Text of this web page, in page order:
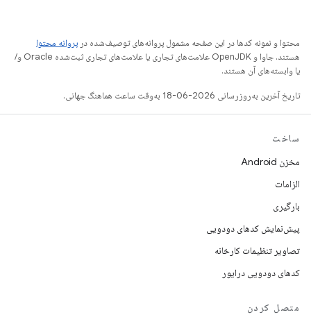
محتوا و نمونه کدها در این صفحه مشمول پروانه‌های توصیف‌شده در پروانه محتوا
هستند. جاوا و OpenJDK علامت‌های تجاری یا علامت‌های تجاری ثبت‌شده Oracle و/
یا وابسته‌های آن هستند.
تاریخ آخرین به‌روزرسانی 2026-06-18 به‌وقت ساعت هماهنگ جهانی.
ساخت
مخزن Android
الزامات
بارگیری
پیش‌نمایش کدهای دودویی
تصاویر تنظیمات کارخانه
کدهای دودویی درایور
متصل کردن